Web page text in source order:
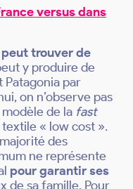
versus dans
peut trouver de
y produire de
par
on n’observe pas
de la fast
« low cost ».
des
ne représente
pour garantir ses
de sa famille. Pour